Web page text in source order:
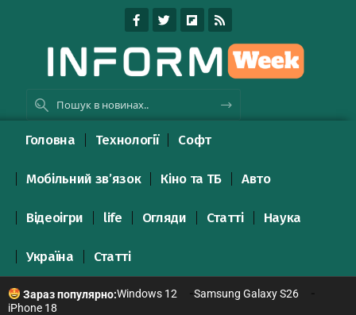
Головна Технології Софт
Мобільний зв’язок Кіно та ТБ Авто
Відеоігри life Огляди Статті Наука
Україна Статті
Зараз популярно:Windows 12
Samsung Galaxy S26
iPhone 18